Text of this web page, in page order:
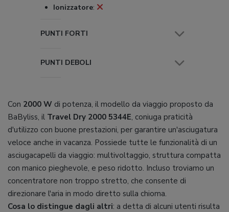
Ionizzatore:
PUNTI FORTI
PUNTI DEBOLI
Con 2000 W di potenza, il modello da viaggio proposto da
BaByliss, il Travel Dry 2000 5344E, coniuga praticità
d'utilizzo con buone prestazioni, per garantire un'asciugatura
veloce anche in vacanza. Possiede tutte le funzionalità di un
asciugacapelli da viaggio: multivoltaggio, struttura compatta
con manico pieghevole, e peso ridotto. Incluso troviamo un
concentratore non troppo stretto, che consente di
direzionare l'aria in modo diretto sulla chioma.
Cosa lo distingue dagli altri: a detta di alcuni utenti risulta